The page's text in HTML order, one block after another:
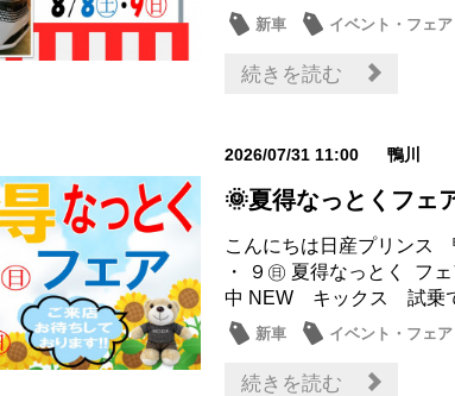
新車 イベント・フェア
続きを読む
2026/07/31 11:00 鴨川
🌞夏得なっとくフェ
こんにちは日産プリンス
・ ９㊐ 夏得なっとく
中 NEW キックス 試乗
新車 イベント・フェア
続きを読む